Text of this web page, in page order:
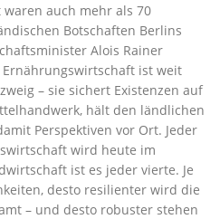
auch mehr als 70
Botschaften Berlins
Alois Rainer
ist weit
– sie sichert Existenzen auf
hält den ländlichen
Perspektiven vor Ort. Jeder
wird heute im
ist es jeder vierte. Je
desto resilienter wird die
– und desto robuster stehen